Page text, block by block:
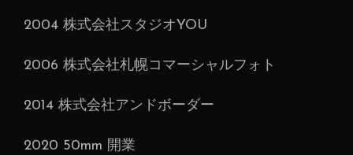
2004 株式会社スタジオYOU
2006 株式会社札幌コマーシャルフォト
2014 株式会社アンドボーダー
2020 50mm 開業